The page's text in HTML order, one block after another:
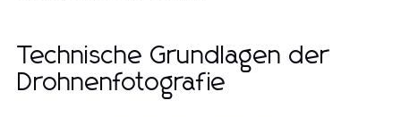
Technische Grundlagen der
Drohnenfotografie